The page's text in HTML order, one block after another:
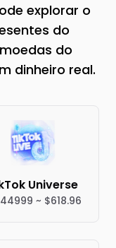
explorar o
do
do
dinheiro real.
Universe
44999 ~ $618.96